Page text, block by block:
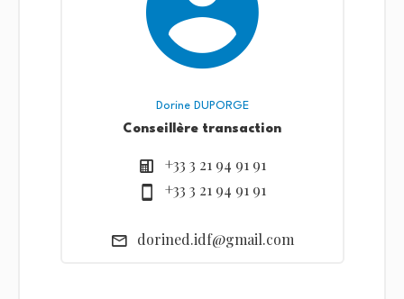
Dorine DUPORGE
Conseillère transaction
+33 3 21 94 91 91
+33 3 21 94 91 91
dorined.idf@gmail.com